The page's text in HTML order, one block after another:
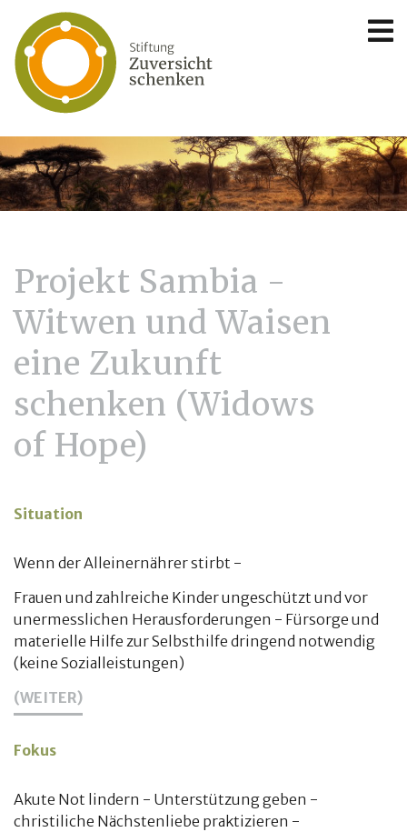
Projekt Sambia -
Witwen und Waisen
eine Zukunft
schenken (Widows
of Hope)
Wenn der Alleinernährer stirbt -
Frauen und zahlreiche Kinder ungeschützt und vor
unermesslichen Herausforderungen - Fürsorge und
materielle Hilfe zur Selbsthilfe dringend notwendig
(keine Sozialleistungen)
(WEITER)
Situation
Akute Not lindern - Unterstützung geben -
christiliche Nächstenliebe praktizieren -
Fokus